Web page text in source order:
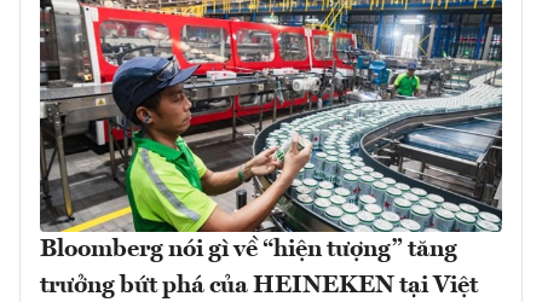
Bloomberg nói gì về “hiện tượng” tăng
trưởng bứt phá của HEINEKEN tại Việt